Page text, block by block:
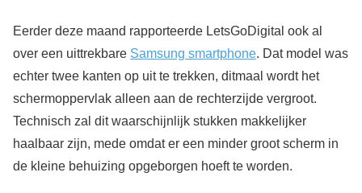
Eerder deze maand rapporteerde LetsGoDigital ook al
over een uittrekbare Samsung smartphone. Dat model was
echter twee kanten op uit te trekken, ditmaal wordt het
schermoppervlak alleen aan de rechterzijde vergroot.
Technisch zal dit waarschijnlijk stukken makkelijker
haalbaar zijn, mede omdat er een minder groot scherm in
de kleine behuizing opgeborgen hoeft te worden.